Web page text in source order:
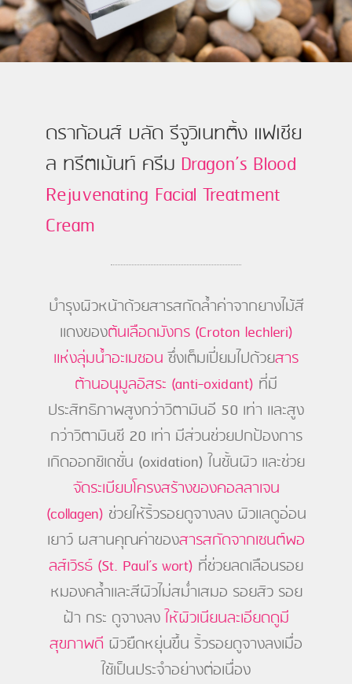
ดราก้อนส์ บลัด รีจูวิเนทติ้ง แฟเชีย
ล ทรีตเม้นท์ ครีม Dragon’s Blood
Rejuvenating Facial Treatment
Cream
บำรุงผิวหน้าด้วยสารสกัดล้ำค่าจากยางไม้สี
แดงของต้นเลือดมังกร (Croton lechleri)
แห่งลุ่มน้ำอะเมซอนซึ่งเต็มเปี่ยมไปด้วยสาร
ต้านอนุมูลอิสระ (anti-oxidant) ที่มี
ประสิทธิภาพสูงกว่าวิตามินอี 50 เท่า และสูง
กว่าวิตามินซี 20 เท่า มีส่วนช่วยปกป้องการ
เกิดออกซิเดชั่น (oxidation) ในชั้นผิว และช่วย
จัดระเบียบโครงสร้างของคอลลาเจน
(collagen) ช่วยให้ริ้วรอยดูจางลง ผิวแลดูอ่อน
เยาว์ ผสานคุณค่าของสารสกัดจากเซนต์พอ
ลส์เวิรธ์ (St. Paul’s wort) ที่ช่วยลดเลือนรอย
หมองคล้ำและสีผิวไม่สม่ำเสมอ รอยสิว รอย
ฝ้า กระ ดูจางลงให้ผิวเนียนละเอียดดูมี
สุขภาพดี ผิวยืดหยุ่นขึ้น ริ้วรอยดูจางลงเมื่อ
ใช้เป็นประจำอย่างต่อเนื่อง